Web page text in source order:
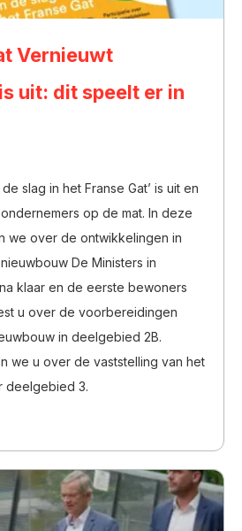
Vernieuwt
uit: dit speelt er in
slag in het Franse Gat’ is uit en
op de mat. In deze
we over de ontwikkelingen in
De Ministers in
klaar en de eerste bewoners
u over de voorbereidingen
in deelgebied 2B.
we u over de vaststelling van het
deelgebied 3.